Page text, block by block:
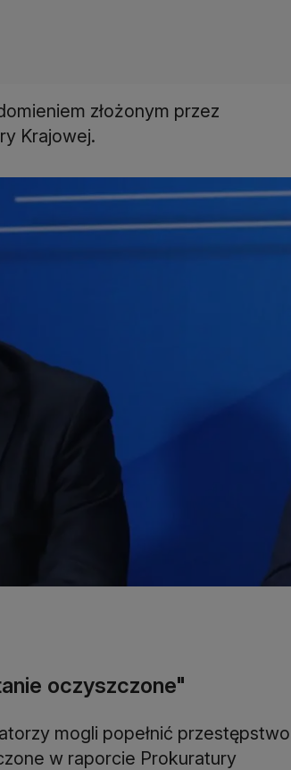
złożonym przez
Krajowej.
oczyszczone"
mogli popełnić przestępstwo
w raporcie Prokuratury